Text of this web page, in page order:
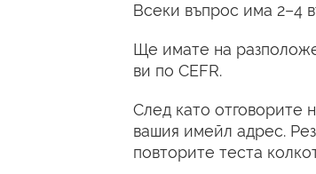
Всеки въпрос има 2–4
Ще имате на
ви по CEFR.
След като отговорите
вашия имейл адрес.
повторите теста